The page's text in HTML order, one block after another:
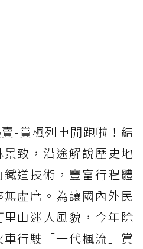
-賞楓列車開跑啦！結
致，沿途解說歷史地
道技術，豐富行程體
虛席。為讓國內外民
山迷人風貌，今年除
行駛「一代楓流」賞